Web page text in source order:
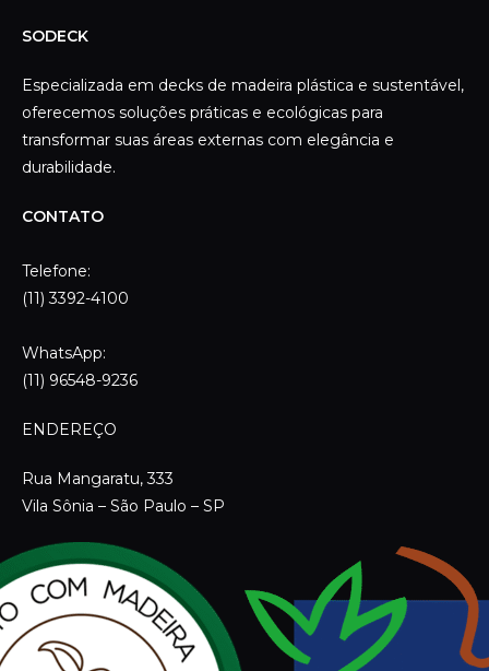
SODECK
Especializada em decks de madeira plástica e sustentável,
oferecemos soluções práticas e ecológicas para
transformar suas áreas externas com elegância e
durabilidade.
CONTATO
Telefone:
(11) 3392-4100
WhatsApp:
(11) 96548-9236
ENDEREÇO
Rua Mangaratu, 333
Vila Sônia – São Paulo – SP